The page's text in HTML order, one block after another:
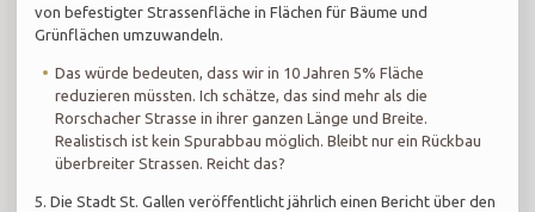
von befestigter Strassenfläche in Flächen für Bäume und
Grünflächen umzuwandeln.
Das würde bedeuten, dass wir in 10 Jahren 5% Fläche
reduzieren müssten. Ich schätze, das sind mehr als die
Rorschacher Strasse in ihrer ganzen Länge und Breite.
Realistisch ist kein Spurabbau möglich. Bleibt nur ein Rückbau
überbreiter Strassen. Reicht das?
5. Die Stadt St. Gallen veröffentlicht jährlich einen Bericht über den